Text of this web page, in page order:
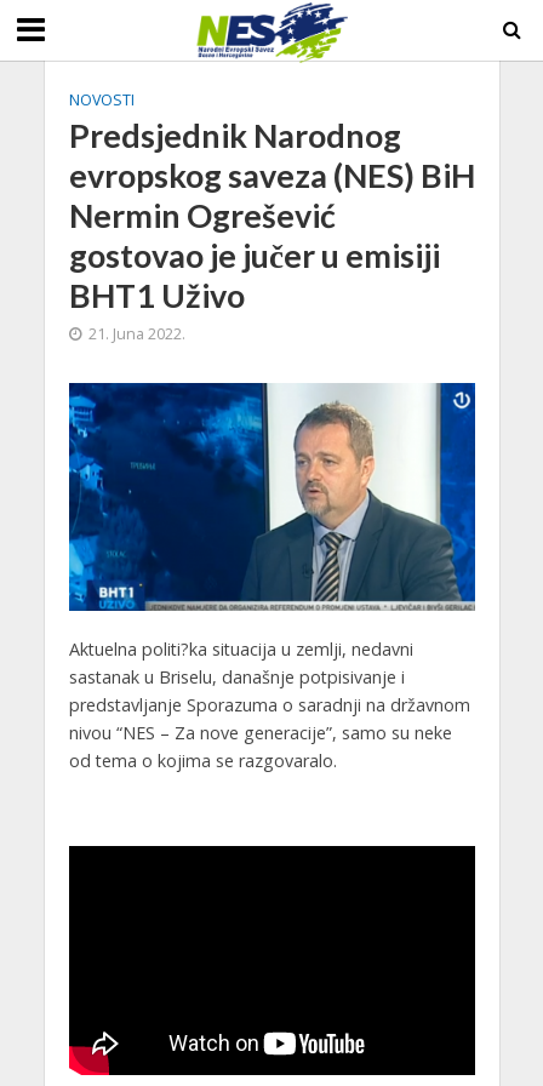
NOVOSTI
Predsjednik Narodnog
evropskog saveza (NES) BiH
Nermin Ogrešević
gostovao je jučer u emisiji
BHT1 Uživo
21. Juna 2022.
Aktuelna politi?ka situacija u zemlji, nedavni
sastanak u Briselu, današnje potpisivanje i
predstavljanje Sporazuma o saradnji na državnom
nivou “NES – Za nove generacije”, samo su neke
od tema o kojima se razgovaralo.